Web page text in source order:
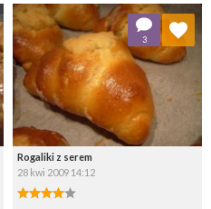
Rogaliki z serem
28 kwi 2009 14:12
3
Dodaj do ulubionych
Wybierz listę: